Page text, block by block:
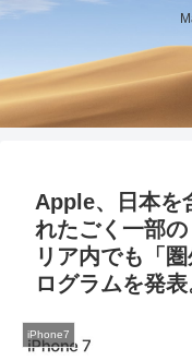
Apple、日本を
れたごく一部
リア内でも「
ログラムを発表
iPhone7